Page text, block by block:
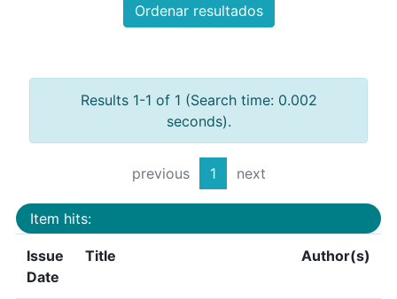
Ordenar resultados
Results 1-1 of 1 (Search time: 0.002
seconds).
previous 1 next
Item hits:
Issue
Date
Title Author(s)